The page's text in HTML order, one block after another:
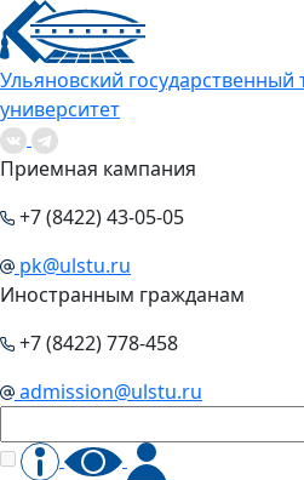
Ульяновский государственный
университет
Приемная кампания
+7 (8422) 43-05-05
pk@ulstu.ru
Иностранным гражданам
+7 (8422) 778-458
admission@ulstu.ru